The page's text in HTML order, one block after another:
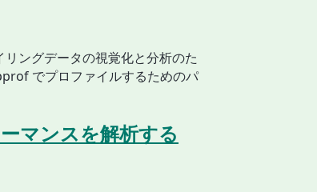
ングデータの視覚化と分析のた
でプロファイルするためのパ
マンスを解析する